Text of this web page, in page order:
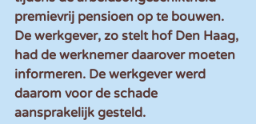
premievrij pensioen op te bouwen.
De werkgever, zo stelt hof Den Haag,
had de werknemer daarover moeten
informeren. De werkgever werd
daarom voor de schade
aansprakelijk gesteld.